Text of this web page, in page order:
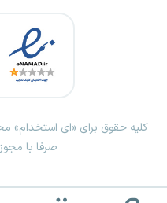
کلیه حقوق برای «ای استخدام»
صرفا با